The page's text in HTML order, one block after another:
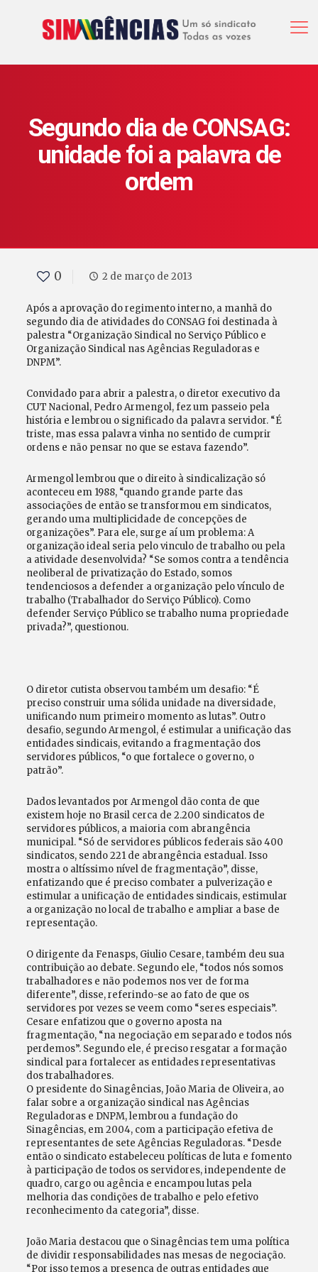
Segundo dia de CONSAG:
unidade foi a palavra de
ordem
0 2 de março de 2013
Após a aprovação do regimento interno, a manhã do
segundo dia de atividades do CONSAG foi destinada à
palestra “Organização Sindical no Serviço Público e
Organização Sindical nas Agências Reguladoras e
DNPM”.
Convidado para abrir a palestra, o diretor executivo da
CUT Nacional, Pedro Armengol, fez um passeio pela
história e lembrou o significado da palavra servidor. “É
triste, mas essa palavra vinha no sentido de cumprir
ordens e não pensar no que se estava fazendo”.
Armengol lembrou que o direito à sindicalização só
aconteceu em 1988, “quando grande parte das
associações de então se transformou em sindicatos,
gerando uma multiplicidade de concepções de
organizações”. Para ele, surge aí um problema: A
organização ideal seria pelo vinculo de trabalho ou pela
a atividade desenvolvida? “Se somos contra a tendência
neoliberal de privatização do Estado, somos
tendenciosos a defender a organização pelo vínculo de
trabalho (Trabalhador do Serviço Público). Como
defender Serviço Público se trabalho numa propriedade
privada?”, questionou.
O diretor cutista observou também um desafio: “É
preciso construir uma sólida unidade na diversidade,
unificando num primeiro momento as lutas”. Outro
desafio, segundo Armengol, é estimular a unificação das
entidades sindicais, evitando a fragmentação dos
servidores públicos, “o que fortalece o governo, o
patrão”.
Dados levantados por Armengol dão conta de que
existem hoje no Brasil cerca de 2.200 sindicatos de
servidores públicos, a maioria com abrangência
municipal. “Só de servidores públicos federais são 400
sindicatos, sendo 221 de abrangência estadual. Isso
mostra o altíssimo nível de fragmentação”, disse,
enfatizando que é preciso combater a pulverização e
estimular a unificação de entidades sindicais, estimular
a organização no local de trabalho e ampliar a base de
representação.
O dirigente da Fenasps, Giulio Cesare, também deu sua
contribuição ao debate. Segundo ele, “todos nós somos
trabalhadores e não podemos nos ver de forma
diferente”, disse, referindo-se ao fato de que os
servidores por vezes se veem como “seres especiais”.
Cesare enfatizou que o governo aposta na
fragmentação, “na negociação em separado e todos nós
perdemos”. Segundo ele, é preciso resgatar a formação
sindical para fortalecer as entidades representativas
dos trabalhadores.
O presidente do Sinagências, João Maria de Oliveira, ao
falar sobre a organização sindical nas Agências
Reguladoras e DNPM, lembrou a fundação do
Sinagências, em 2004, com a participação efetiva de
representantes de sete Agências Reguladoras. “Desde
então o sindicato estabeleceu políticas de luta e fomento
à participação de todos os servidores, independente de
quadro, cargo ou agência e encampou lutas pela
melhoria das condições de trabalho e pelo efetivo
reconhecimento da categoria”, disse.
João Maria destacou que o Sinagências tem uma política
de dividir responsabilidades nas mesas de negociação.
“Por isso temos a presença de outras entidades que